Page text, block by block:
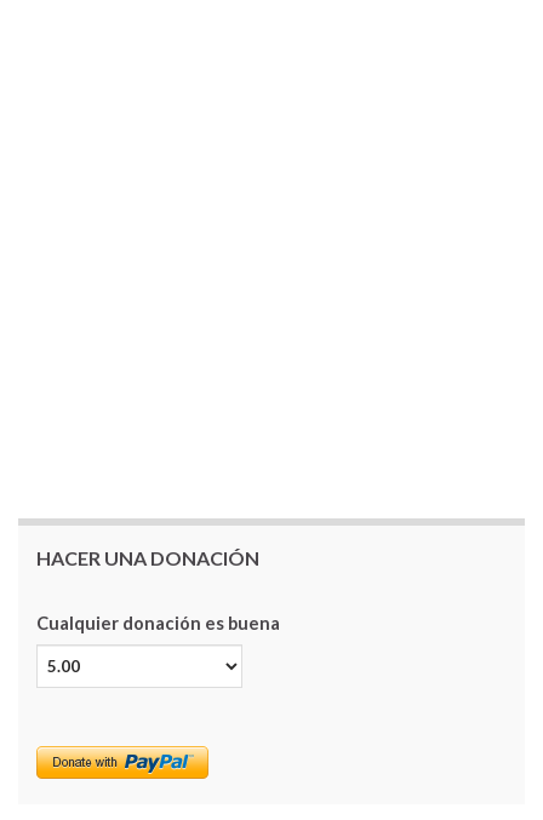
HACER UNA DONACIÓN
Cualquier donación es buena